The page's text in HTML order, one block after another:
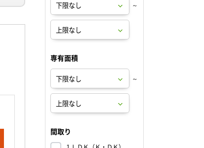
～
専有面積
～
間取り